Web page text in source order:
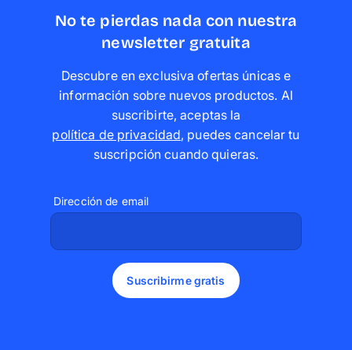
No te pierdas nada con nuestra
newsletter gratuita
Descubre en exclusiva ofertas únicas e
información sobre nuevos productos. Al
suscribirte, aceptas la
política de privacidad, puedes cancelar tu
suscripción cuando quieras.
Dirección de email
Suscribirme gratis